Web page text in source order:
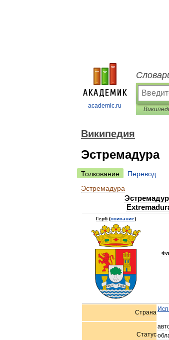
academic.ru
Википедия
Эстремадура
Толкование
Перевод
Эстремадура
Герб(описание)
Страна
Статус